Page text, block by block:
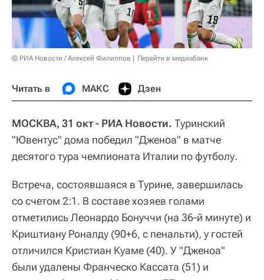
© РИА Новости / Алексей Филиппов Перейти в медиабанк
Читать в МАКС Дзен
МОСКВА, 31 окт - РИА Новости. Туринский
"Ювентус" дома победил "Дженоа" в матче
десятого тура чемпионата Италии по футболу.
Встреча, состоявшаяся в Турине, завершилась
со счетом 2:1. В составе хозяев голами
отметились Леонардо Бонуччи (на 36-й минуте) и
Криштиану Роналду (90+6, с пенальти), у гостей
отличился Кристиан Куаме (40). У "Дженоа"
были удалены Франческо Кассата (51) и